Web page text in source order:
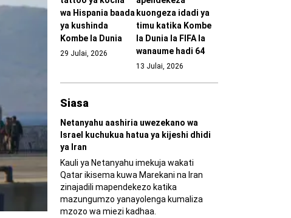
wa Hispania baada
ya kushinda
Kombe la Dunia
29 Julai, 2026
kuongeza idadi ya
timu katika Kombe
la Dunia la FIFA la
wanaume hadi 64
13 Julai, 2026
Siasa
Netanyahu aashiria uwezekano wa
Israel kuchukua hatua ya kijeshi dhidi
ya Iran
Kauli ya Netanyahu imekuja wakati
Qatar ikisema kuwa Marekani na Iran
zinajadili mapendekezo katika
mazungumzo yanayolenga kumaliza
mzozo wa miezi kadhaa.